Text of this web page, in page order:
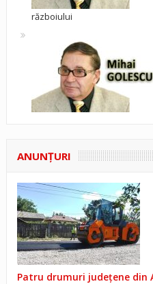
războiului
ANUNŢURI
Patru drumuri județene din